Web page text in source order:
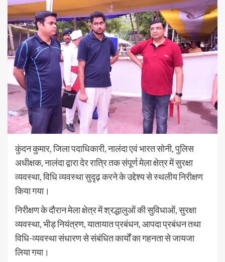
कुंदन कुमार, जिला पदाधिकारी, नालंदा एवं भारत सोनी, पुलिस
अधीक्षक, नालंदा द्वारा देर रात्रि तक संपूर्ण मेला क्षेत्र में सुरक्षा
व्यवस्था, विधि व्यवस्था सुदृढ़ करने के उद्देश्य से स्थलीय निरीक्षण
किया गया।
निरीक्षण के दौरान मेला क्षेत्र में श्रद्धालुओं की सुविधाओं, सुरक्षा
व्यवस्था, भीड़ नियंत्रण, यातायात प्रबंधन, आपदा प्रबंधन तथा
विधि-व्यवस्था संधारण से संबंधित कार्यों का गहनता से जायजा
लिया गया।